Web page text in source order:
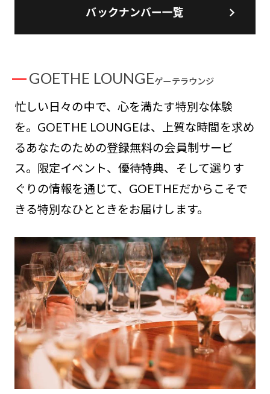
バックナンバー一覧
GOETHE LOUNGEゲーテラウンジ
忙しい日々の中で、心を満たす特別な体験
を。GOETHE LOUNGEは、上質な時間を求め
るあなたのための登録無料の会員制サービ
ス。限定イベント、優待特典、そして選りす
ぐりの情報を通じて、GOETHEだからこそで
きる特別なひとときをお届けします。